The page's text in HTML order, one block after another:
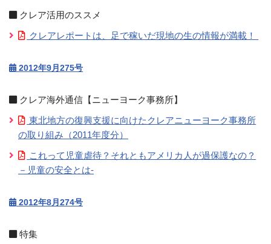
クレア活用のススメ
クレアレポートは、足で稼いだ現地の生の情報が満載！
2012年9月275号
クレア海外通信【ニューヨーク事務所】
東北地方の復興支援に向けたクレアニューヨーク事務所
の取り組み（2011年度分）
これって児童虐待？それともアメリカ人が過保護なの？
－児童の安全とは-
2012年8月274号
特集